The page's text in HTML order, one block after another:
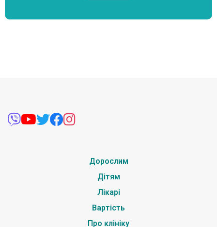
Дорослим
Дітям
Лікарі
Вартість
Про клініку